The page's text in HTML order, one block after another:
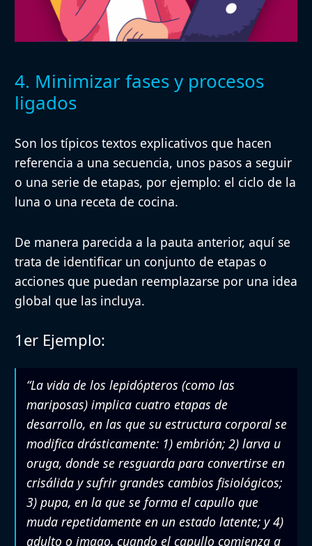
4. Minimizar fases y procesos
ligados
Son los típicos textos explicativos que hacen
referencia a una secuencia, unos pasos a seguir
o una serie de etapas, por ejemplo: el ciclo de la
luna o una receta de cocina.
De manera parecida a la pauta anterior, aquí se
trata de identificar un conjunto de etapas o
acciones que puedan reemplazarse por una idea
global que las incluya.
1er Ejemplo:
“La vida de los lepidópteros (como las
mariposas) implica cuatro etapas de
desarrollo, en las que su estructura corporal se
modifica drásticamente: 1) embrión; 2) larva u
oruga, donde se resguarda para convertirse en
crisálida y sufrir grandes cambios fisiológicos;
3) pupa, en la que se forma el capullo que
muda repetidamente en un estado latente; y 4)
adulto o imago, cuando el capullo comienza a